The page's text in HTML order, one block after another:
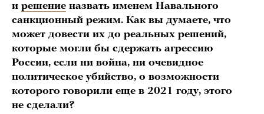
и решение назвать именем Навального
санкционный режим. Как вы думаете, что
может довести их до реальных решений,
которые могли бы сдержать агрессию
России, если ни война, ни очевидное
политическое убийство, о возможности
которого говорили еще в 2021 году, этого
не сделали?